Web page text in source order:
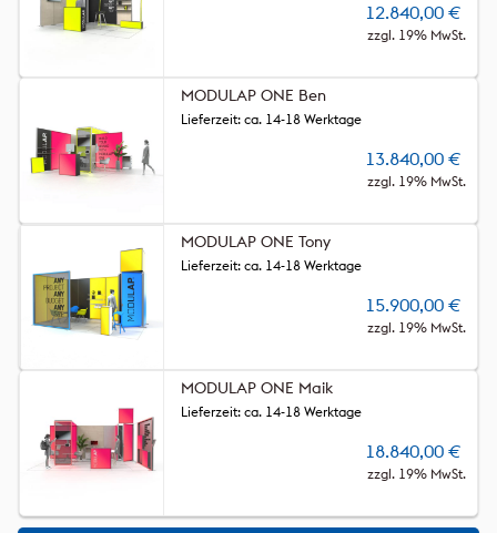
12.840,00 €
zzgl. 19% MwSt.
MODULAP ONE Ben
13.840,00 €
zzgl. 19% MwSt.
Lieferzeit: ca. 14-18 Werktage
MODULAP ONE Tony
15.900,00 €
zzgl. 19% MwSt.
Lieferzeit: ca. 14-18 Werktage
MODULAP ONE Maik
18.840,00 €
zzgl. 19% MwSt.
Lieferzeit: ca. 14-18 Werktage